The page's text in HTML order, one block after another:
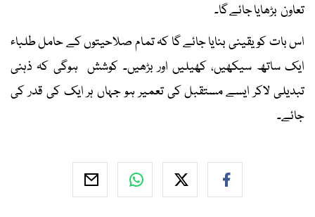
تعاون بڑھایا جائے گا۔
اس بات کو یقینی بنایا جائے گا کہ تمام صلاحیتوں کے حامل طلباء
ایک ساتھ سیکھیں، کھیلیں اور بڑھیں۔ کوشش ہوگی کہ ذہنی
تبدیلی لاکر ایسے مستقبل کی تعمیر ہو جہاں ہر ایک کی قدر کی
جائے۔